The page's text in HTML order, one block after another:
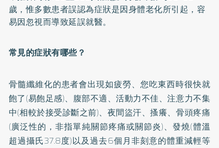
歲，惟多數患者誤認為症狀是因身體老化所引起，容
易因忽視而導致延誤就醫。
常見的症狀有哪些？
骨髓纖維化的患者會出現如疲勞、您吃東西時很快就
飽了(易飽足感)、腹部不適、活動力不佳、注意力不集
中(相較於接受診斷之前)、夜間盜汗、搔癢、骨頭疼痛
(廣泛性的，非指單純關節疼痛或關節炎)、發燒(體溫
超過攝氏37.8度)以及過去6個月非刻意的體重減輕等